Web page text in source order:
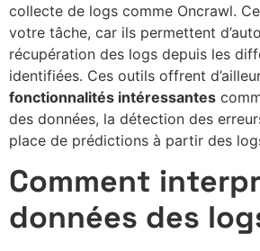
collecte de logs comme Oncrawl.
votre tâche, car ils permettent
récupération des logs depuis les
identifiées. Ces outils offrent
fonctionnalités intéressantes
des données, la détection des
place de prédictions à partir des
Comment
données des